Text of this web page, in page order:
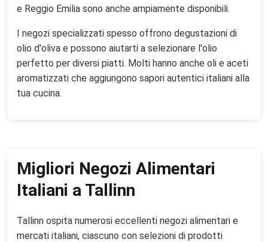
e Reggio Emilia sono anche ampiamente disponibili.
I negozi specializzati spesso offrono degustazioni di
olio d'oliva e possono aiutarti a selezionare l'olio
perfetto per diversi piatti. Molti hanno anche oli e aceti
aromatizzati che aggiungono sapori autentici italiani alla
tua cucina.
Migliori Negozi Alimentari
Italiani a Tallinn
Tallinn ospita numerosi eccellenti negozi alimentari e
mercati italiani, ciascuno con selezioni di prodotti